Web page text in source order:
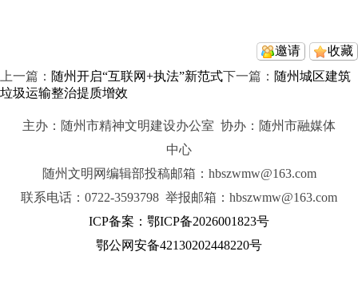
收藏
邀请
上一篇： 随州开启“互联网+执法”新范式下一篇： 随州城区建筑
垃圾运输整治提质增效
主办：随州市精神文明建设办公室 协办：随州市融媒体
中心
随州文明网编辑部投稿邮箱：hbszwmw@163.com
联系电话：0722-3593798 举报邮箱：hbszwmw@163.com
ICP备案：鄂ICP备2026001823号
鄂公网安备42130202448220号